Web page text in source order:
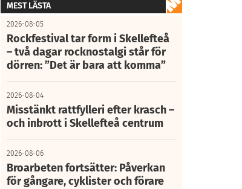
MEST LÄSTA
2026-08-05
Rockfestival tar form i Skellefteå
– två dagar rocknostalgi står för
dörren: ”Det är bara att komma”
2026-08-04
Misstänkt rattfylleri efter krasch –
och inbrott i Skellefteå centrum
2026-08-06
Broarbeten fortsätter: Påverkan
för gångare, cyklister och förare